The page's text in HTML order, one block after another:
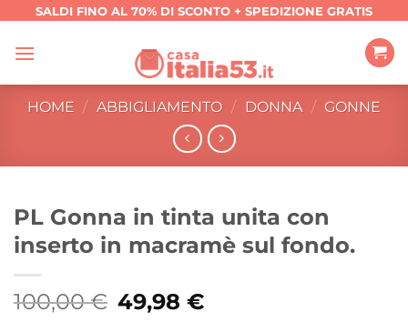
contenuti
SALDI FINO AL 70% DI SCONTO + SPEDIZIONE GRATIS
HOME / ABBIGLIAMENTO / DONNA / GONNE
PL Gonna in tinta unita con
inserto in macramè sul fondo.
100,00€
Il
prezzo
49,98€Il
prezzo